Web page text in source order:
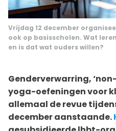
Vrijdag 12 december
ook op basisscholen. Wat
en is dat wat ouders willen?
Genderverwarring,
yoga-oefeningen voor
allemaal de revue
december aanstaande.